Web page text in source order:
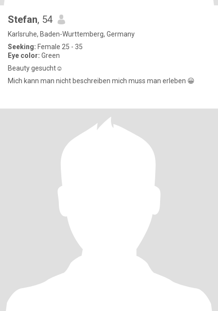
Stefan, 54
Karlsruhe, Baden-Wurttemberg, Germany
Seeking: Female 25 - 35
Eye color: Green
Beauty gesucht☺️
Mich kann man nicht beschreiben mich muss man erleben 😀